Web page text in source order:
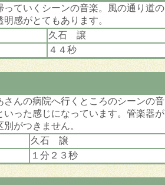
ていくシーンの音楽。風の通り道の
感がとてもあります。
久石 譲
４４秒
んの病院へ行くところのシーンの音
った感じになっています。管楽器が
がつきません。
久石 譲
１分２３秒